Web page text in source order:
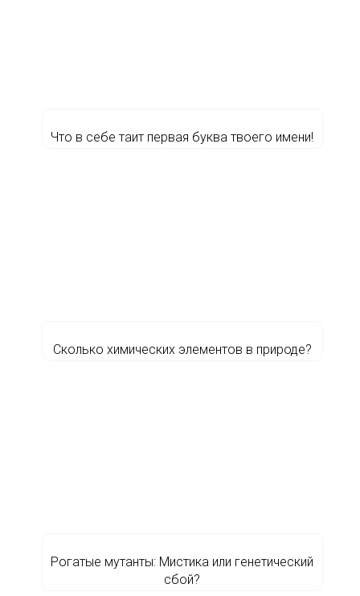
Что в себе таит первая буква твоего имени!
Сколько химических элементов в природе?
Рогатые мутанты: Мистика или генетический
сбой?